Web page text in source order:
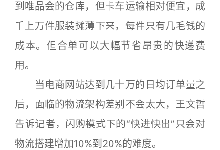
到唯品会的仓库，但卡车运输相对便宜，成
千上万件服装摊薄下来，每件只有几毛钱的
成本。但合单可以大幅节省昂贵的快递费
用。
当电商网站达到几十万的日均订单量之
后，面临的物流架构差别不会太大，王文哲
告诉记者，闪购模式下的“快进快出”只会对
物流搭建增加10%到20%的难度。